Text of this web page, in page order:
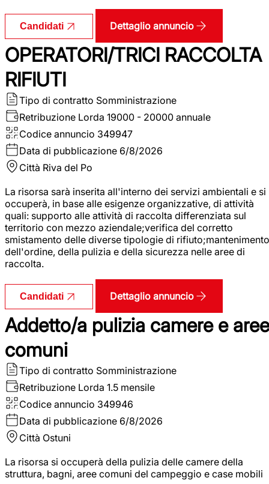
Candidati Dettaglio annuncio
OPERATORI/TRICI RACCOLTA
RIFIUTI
Tipo di contratto Somministrazione
Retribuzione Lorda 19000 - 20000 annuale
Codice annuncio 349947
Data di pubblicazione 6/8/2026
Città Riva del Po
La risorsa sarà inserita all'interno dei servizi ambientali e si
occuperà, in base alle esigenze organizzative, di attività
quali: supporto alle attività di raccolta differenziata sul
territorio con mezzo aziendale;verifica del corretto
smistamento delle diverse tipologie di rifiuto;mantenimento
dell'ordine, della pulizia e della sicurezza nelle aree di
raccolta.
Candidati Dettaglio annuncio
Addetto/a pulizia camere e aree
comuni
Tipo di contratto Somministrazione
Retribuzione Lorda 1.5 mensile
Codice annuncio 349946
Data di pubblicazione 6/8/2026
Città Ostuni
La risorsa si occuperà della pulizia delle camere della
struttura, bagni, aree comuni del campeggio e case mobili